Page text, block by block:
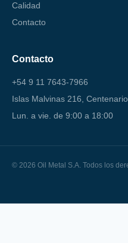
Calidad
Contacto
Contacto
+54 9 11 7643-7966
Islas Malvinas 216,
Lun. a vie. de 9:00 a 18:00
© 2026 Oil Metal S.A. Todos los